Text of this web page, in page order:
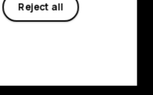
Reject all